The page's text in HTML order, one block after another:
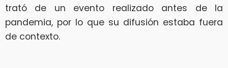
trató de un evento realizado antes de la
pandemia, por lo que su difusión estaba fuera
de contexto.